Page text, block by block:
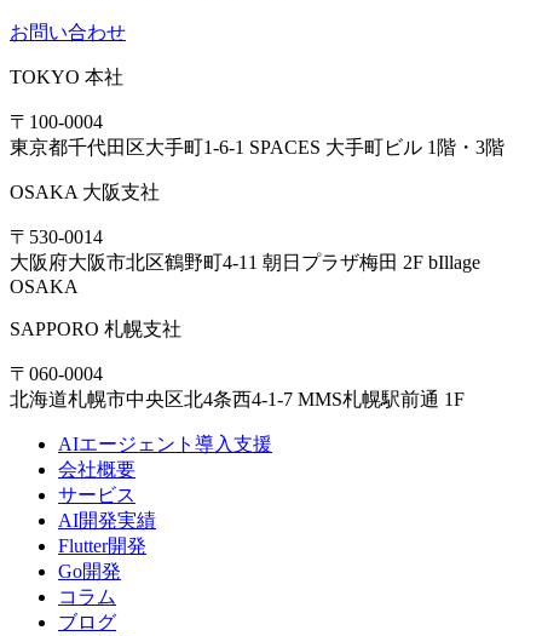
お問い合わせ
TOKYO 本社
〒100-0004
東京都千代田区大手町1-6-1 SPACES 大手町ビル 1階・3階
OSAKA 大阪支社
〒530-0014
大阪府大阪市北区鶴野町4-11 朝日プラザ梅田 2F bIllage
OSAKA
SAPPORO 札幌支社
〒060-0004
北海道札幌市中央区北4条西4-1-7 MMS札幌駅前通 1F
AIエージェント導入支援
会社概要
サービス
AI開発実績
Flutter開発
Go開発
コラム
ブログ